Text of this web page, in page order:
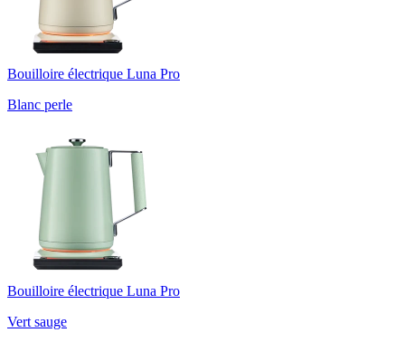
Bouilloire électrique Luna Pro
Blanc perle
Bouilloire électrique Luna Pro
Vert sauge